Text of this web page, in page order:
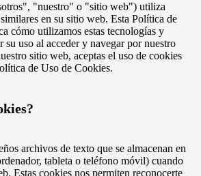
"nuestro" o "sitio web") utiliza
en su sitio web. Esta Política de
cómo utilizamos estas tecnologías y
su uso al acceder y navegar por nuestro
sitio web, aceptas el uso de cookies
de Uso de Cookies.
archivos de texto que se almacenan en
tableta o teléfono móvil) cuando
Estas cookies nos permiten reconocerte